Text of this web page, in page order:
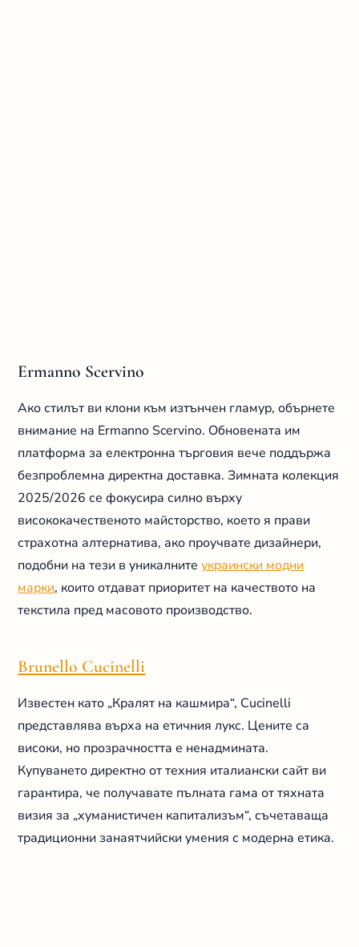
Ermanno Scervino
Ако стилът ви клони към изтънчен гламур, обърнете
внимание на Ermanno Scervino. Обновената им
платформа за електронна търговия вече поддържа
безпроблемна директна доставка. Зимната колекция
2025/2026 се фокусира силно върху
висококачественото майсторство, което я прави
страхотна алтернатива, ако проучвате дизайнери,
подобни на тези в уникалнитеукраински модни
марки, които отдават приоритет на качеството на
текстила пред масовото производство.
Brunello Cucinelli
Известен като „Кралят на кашмира“, Cucinelli
представлява върха на етичния лукс. Цените са
високи, но прозрачността е ненадмината.
Купуването директно от техния италиански сайт ви
гарантира, че получавате пълната гама от тяхната
визия за „хуманистичен капитализъм“, съчетаваща
традиционни занаятчийски умения с модерна етика.